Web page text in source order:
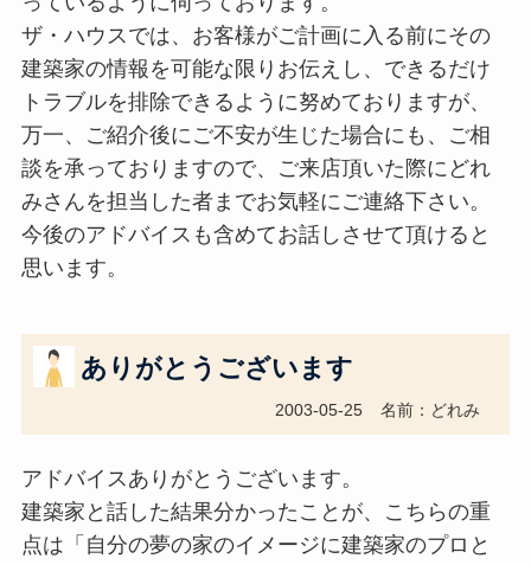
ザ・ハウスでは、お客様がご計画に入る前にその
建築家の情報を可能な限りお伝えし、できるだけ
トラブルを排除できるように努めておりますが、
万一、ご紹介後にご不安が生じた場合にも、ご相
談を承っておりますので、ご来店頂いた際にどれ
みさんを担当した者までお気軽にご連絡下さい。
今後のアドバイスも含めてお話しさせて頂けると
思います。
ありがとうございます
2003-05-25 名前：どれみ
アドバイスありがとうございます。
建築家と話した結果分かったことが、こちらの重
点は「自分の夢の家のイメージに建築家のプロと